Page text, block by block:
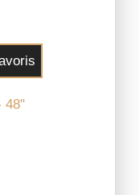
48"